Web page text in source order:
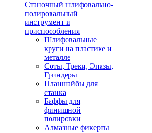
Станочный шлифовально-
полировальный
инструмент и
приспособления
Шлифовальные
круги на пластике и
металле
Соты, Треки, Эпазы,
Гриндеры
Планшайбы для
станка
Баффы для
финишной
полировки
Алмазные фикерты